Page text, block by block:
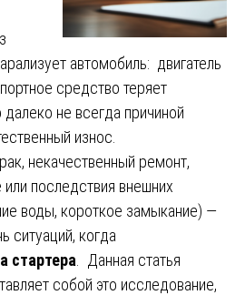
автомобиль: двигатель
средство теряет
не всегда причиной
износ.
некачественный ремонт,
последствия внешних
воды, короткое замыкание) —
ситуаций, когда
стартера . Данная статья
собой это исследование,